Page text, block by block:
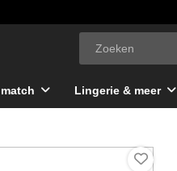
Lingerie & meer